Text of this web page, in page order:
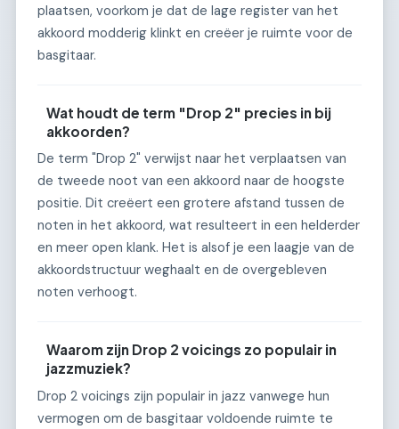
plaatsen, voorkom je dat de lage register van het
akkoord modderig klinkt en creëer je ruimte voor de
basgitaar.
Wat houdt de term "Drop 2" precies in bij
akkoorden?
De term "Drop 2" verwijst naar het verplaatsen van
de tweede noot van een akkoord naar de hoogste
positie. Dit creëert een grotere afstand tussen de
noten in het akkoord, wat resulteert in een helderder
en meer open klank. Het is alsof je een laagje van de
akkoordstructuur weghaalt en de overgebleven
noten verhoogt.
Waarom zijn Drop 2 voicings zo populair in
jazzmuziek?
Drop 2 voicings zijn populair in jazz vanwege hun
vermogen om de basgitaar voldoende ruimte te